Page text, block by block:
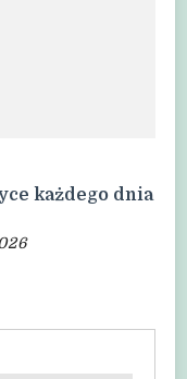
każdego dnia